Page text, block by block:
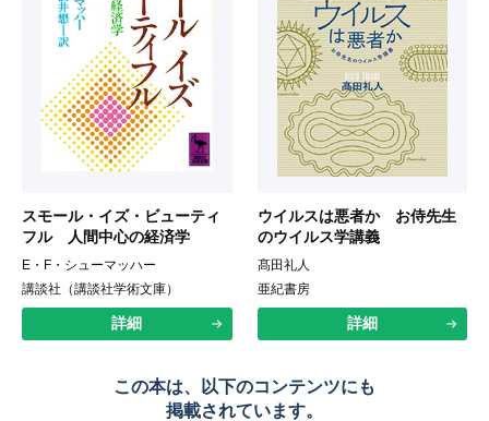
スモール・イズ・ビューティ
フル 人間中心の経済学
E・F・シューマッハー
講談社（講談社学術文庫）
詳細
ウイルスは悪者か お侍先生
のウイルス学講義
髙田礼人
亜紀書房
詳細
この本は、以下のコンテンツにも
掲載されています。